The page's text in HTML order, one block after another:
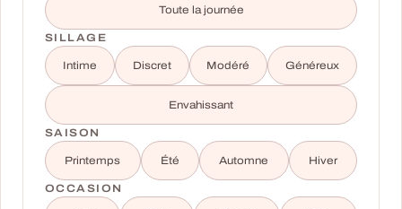
Toute la journée
SILLAGE
Intime Discret Modéré Généreux
Envahissant
SAISON
Printemps Été Automne Hiver
OCCASION